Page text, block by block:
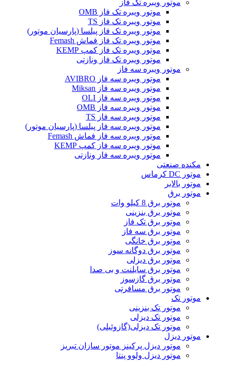
موتور ویبره تک فاز
موتور ویبره تک فاز OMB
موتور ویبره تک فاز TS
موتور ویبره تک فاز پیلسا (پارسیان موتور)
موتور ویبره تک فاز فماش Femash
موتور ویبره تک فاز کمپ KEMP
موتور ویبره تک فاز ونازتی
موتور ویبره سه فاز
موتور ویبره سه فاز AVIBRO
موتور ویبره سه فاز Miksan
موتور ویبره سه فاز OLI
موتور ویبره سه فاز OMB
موتور ویبره سه فاز TS
موتور ویبره سه فاز پیلسا (پارسیان موتور)
موتور ویبره سه فاز فماش Femash
موتور ویبره سه فاز کمپ KEMP
موتور ویبره سه فاز ونازتی
مکنده صنعتی
موتور DC کرماس
موتور بالابر
موتور برق
موتور برق 8 کیلو وات
موتور برق بنزینی
موتور برق تک فاز
موتور برق سه فاز
موتور برق خانگی
موتور برق دوگانه سوز
موتور برق دیزلی
موتور برق سایلنت و بی صدا
موتور برق گازسوز
موتور برق مسافرتی
موتور تک
موتور تک بنزینی
موتور تک دیزلی
موتور تک دیزلی(گازوئیلی)
موتور دیزل
موتور دیزل پرکینز موتور سازان تبریز
موتور دیزل ولوو پنتا